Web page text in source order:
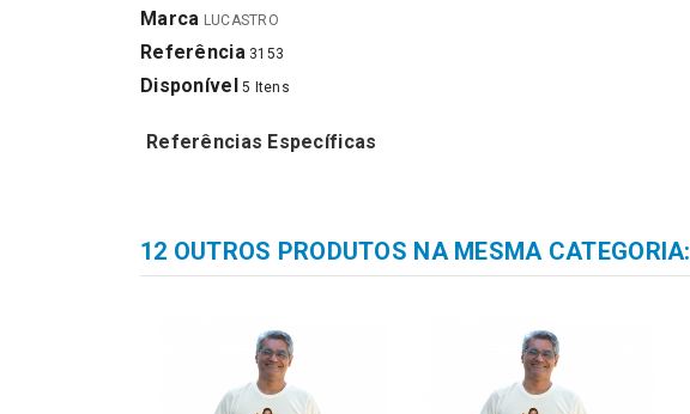
Marca LUCASTRO
Referência 3153
Disponível 5 Itens
Referências Específicas
12 OUTROS PRODUTOS NA MESMA CATEGORIA: